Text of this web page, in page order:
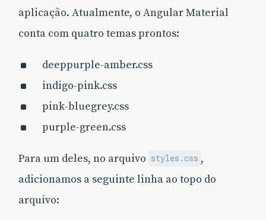
aplicação. Atualmente, o Angular Material
conta com quatro temas prontos:
deeppurple-amber.css
indigo-pink.css
pink-bluegrey.css
purple-green.css
Para um deles, no arquivo styles.css ,
adicionamos a seguinte linha ao topo do
arquivo: